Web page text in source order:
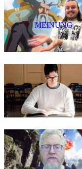
MEINUNG